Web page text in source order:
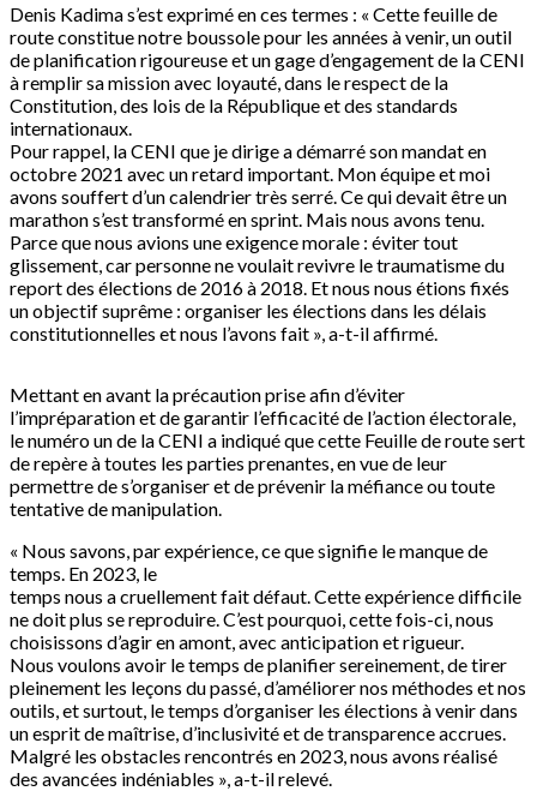
Denis Kadima s’est exprimé en ces termes : « Cette feuille de
route constitue notre boussole pour les années à venir, un outil
de planification rigoureuse et un gage d’engagement de la CENI
à remplir sa mission avec loyauté, dans le respect de la
Constitution, des lois de la République et des standards
internationaux.
Pour rappel, la CENI que je dirige a démarré son mandat en
octobre 2021 avec un retard important. Mon équipe et moi
avons souffert d’un calendrier très serré. Ce qui devait être un
marathon s’est transformé en sprint. Mais nous avons tenu.
Parce que nous avions une exigence morale : éviter tout
glissement, car personne ne voulait revivre le traumatisme du
report des élections de 2016 à 2018. Et nous nous étions fixés
un objectif suprême : organiser les élections dans les délais
constitutionnelles et nous l’avons fait », a-t-il affirmé.
Mettant en avant la précaution prise afin d’éviter
l’impréparation et de garantir l’efficacité de l’action électorale,
le numéro un de la CENI a indiqué que cette Feuille de route sert
de repère à toutes les parties prenantes, en vue de leur
permettre de s’organiser et de prévenir la méfiance ou toute
tentative de manipulation.
« Nous savons, par expérience, ce que signifie le manque de
temps. En 2023, le
temps nous a cruellement fait défaut. Cette expérience difficile
ne doit plus se reproduire. C’est pourquoi, cette fois-ci, nous
choisissons d’agir en amont, avec anticipation et rigueur.
Nous voulons avoir le temps de planifier sereinement, de tirer
pleinement les leçons du passé, d’améliorer nos méthodes et nos
outils, et surtout, le temps d’organiser les élections à venir dans
un esprit de maîtrise, d’inclusivité et de transparence accrues.
Malgré les obstacles rencontrés en 2023, nous avons réalisé
des avancées indéniables », a-t-il relevé.